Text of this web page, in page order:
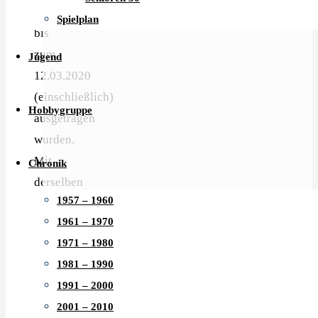
Spielplan
Jugend
Hobbygruppe
Chronik
1957 – 1960
1961 – 1970
1971 – 1980
1981 – 1990
1991 – 2000
2001 – 2010
bis
zum
12.03.2020
(einschließlich)
ausgetragen
wurden.
Mit
derselben
Datumsvorgabe
gilt
dies
ebenfalls
für
alle